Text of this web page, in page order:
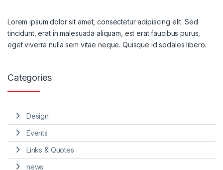
Lorem ipsum dolor sit amet, consectetur adipiscing elit. Sed
tincidunt, erat in malesuada aliquam, est erat faucibus purus,
eget viverra nulla sem vitae neque. Quisque id sodales libero.
Categories
Design
Events
Links & Quotes
news